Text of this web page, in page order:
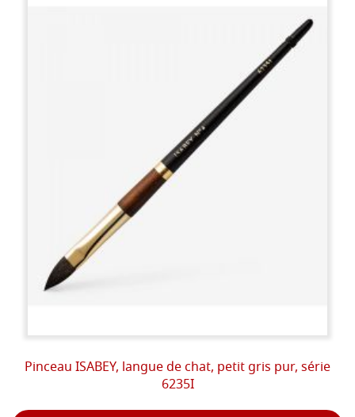
Pinceau ISABEY, langue de chat, petit gris pur, série
6235I